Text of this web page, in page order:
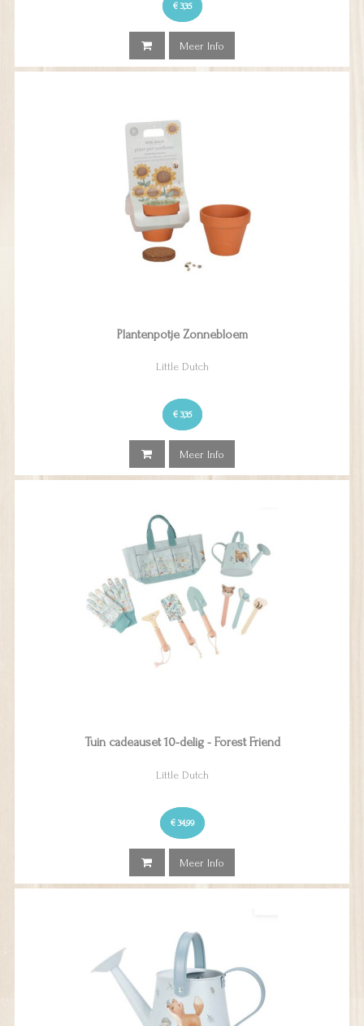
€ 3,35
Meer Info
Plantenpotje Zonnebloem
Little Dutch
€ 3,35
Meer Info
Tuin cadeauset 10-delig - Forest Friend
Little Dutch
€ 34,99
Meer Info